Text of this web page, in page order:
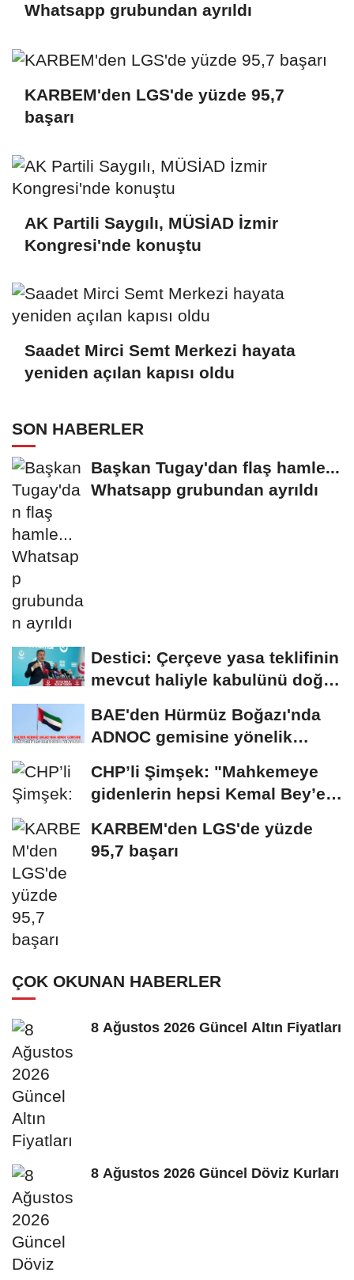
Whatsapp grubundan ayrıldı
KARBEM'den LGS'de yüzde 95,7
başarı
AK Partili Saygılı, MÜSİAD İzmir
Kongresi'nde konuştu
Saadet Mirci Semt Merkezi hayata
yeniden açılan kapısı oldu
SON HABERLER
Başkan Tugay'dan flaş hamle...
Whatsapp grubundan ayrıldı
Destici: Çerçeve yasa teklifinin
mevcut haliyle kabulünü doğru
BAE'den Hürmüz Boğazı'nda
ADNOC gemisine yönelik
CHP’li Şimşek: "Mahkemeye
gidenlerin hepsi Kemal Bey’e
KARBEM'den LGS'de yüzde
95,7 başarı
ÇOK OKUNAN HABERLER
8 Ağustos 2026 Güncel Altın Fiyatları
8 Ağustos 2026 Güncel Döviz Kurları